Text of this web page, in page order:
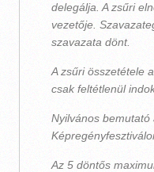
delegálja. A zsűri
vezetője.
szavazata dönt.
A zsűri összetétele
csak feltétlenül
Nyilvános
Az 5 döntős